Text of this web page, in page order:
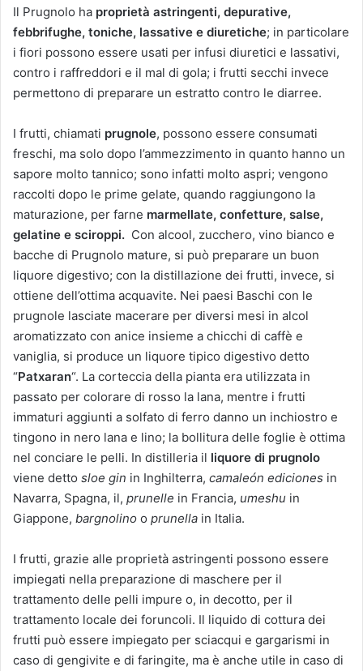
Il Prugnolo ha proprietà astringenti, depurative,
febbrifughe, toniche, lassative e diuretiche; in particolare
i fiori possono essere usati per infusi diuretici e lassativi,
contro i raffreddori e il mal di gola; i frutti secchi invece
permettono di preparare un estratto contro le diarree.
I frutti, chiamati prugnole, possono essere consumati
freschi, ma solo dopo l’ammezzimento in quanto hanno un
sapore molto tannico; sono infatti molto aspri; vengono
raccolti dopo le prime gelate, quando raggiungono la
maturazione, per farne marmellate, confetture, salse,
gelatine e sciroppi. Con alcool, zucchero, vino bianco e
bacche di Prugnolo mature, si può preparare un buon
liquore digestivo; con la distillazione dei frutti, invece, si
ottiene dell’ottima acquavite. Nei paesi Baschi con le
prugnole lasciate macerare per diversi mesi in alcol
aromatizzato con anice insieme a chicchi di caffè e
vaniglia, si produce un liquore tipico digestivo detto
“Patxaran“. La corteccia della pianta era utilizzata in
passato per colorare di rosso la lana, mentre i frutti
immaturi aggiunti a solfato di ferro danno un inchiostro e
tingono in nero lana e lino; la bollitura delle foglie è ottima
nel conciare le pelli. In distilleria il liquore di prugnolo
viene detto sloe gin in Inghilterra, camaleón ediciones in
Navarra, Spagna, il, prunelle in Francia, umeshu in
Giappone, bargnolino o prunella in Italia.
I frutti, grazie alle proprietà astringenti possono essere
impiegati nella preparazione di maschere per il
trattamento delle pelli impure o, in decotto, per il
trattamento locale dei foruncoli. Il liquido di cottura dei
frutti può essere impiegato per sciacqui e gargarismi in
caso di gengivite e di faringite, ma è anche utile in caso di